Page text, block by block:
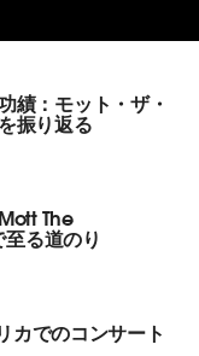
績：モット・ザ・
振り返る
The
る道のり
カでのコンサート